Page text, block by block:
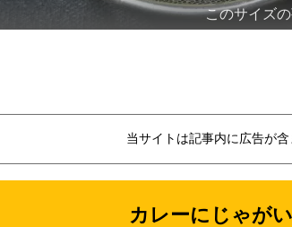
このサイズ
当サイトは記事内に広告が含
カレーにじゃが